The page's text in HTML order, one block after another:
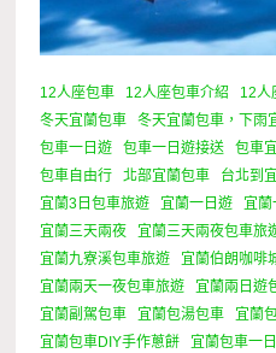
12人座包車 12人座包車介紹 12人
冬天宜蘭包車
冬天宜蘭包車，下雨
包車一日遊
包車一日遊接送 包車
包車自由行
北部宜蘭包車 台北到
宜蘭3日包車旅遊
宜蘭一日遊 宜
宜蘭三天兩夜
宜蘭三天兩夜包車旅
宜蘭九寮溪包車旅遊
宜蘭伯朗咖啡
宜蘭兩天一夜包車旅遊
宜蘭兩日遊
宜蘭副駕包車
宜蘭包湯包車 宜蘭
宜蘭包車DIY手作蔥餅
宜蘭包車一